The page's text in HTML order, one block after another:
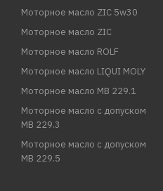
Моторное масло ZIC 5w30
Моторное масло ZIC
Моторное масло ROLF
Моторное масло LIQUI MOLY
Моторное масло MB 229.1
Моторное масло с допуском
MB 229.3
Моторное масло с допуском
MB 229.5